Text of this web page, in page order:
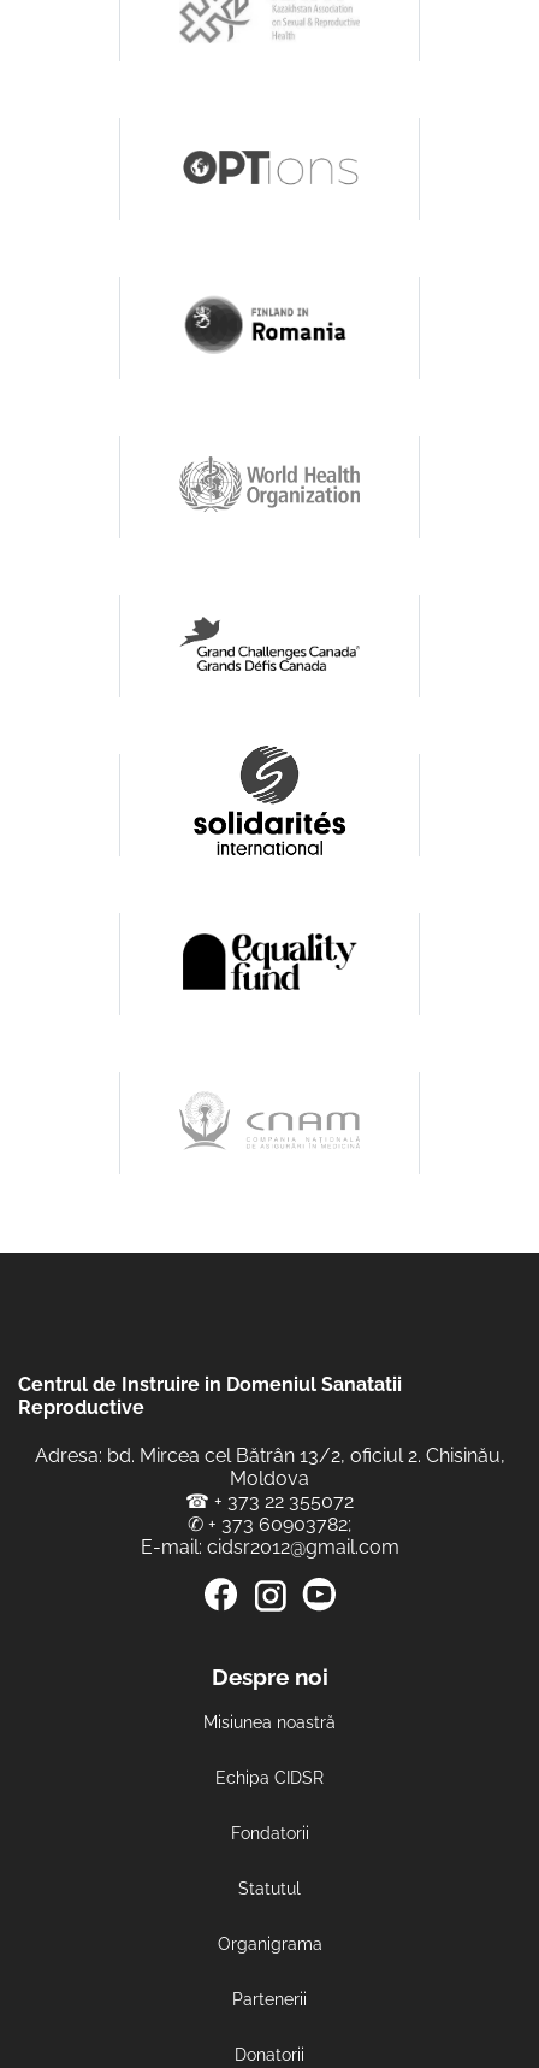
Centrul de Instruire in Domeniul Sanatatii
Reproductive
Adresa: bd. Mircea cel Bătrân 13/2, oficiul 2. Chisinău,
Moldova
☎ + 373 22 355072
✆ + 373 60903782;
E-mail: cidsr2012@gmail.com
Despre noi
Misiunea noastră
Echipa CIDSR
Fondatorii
Statutul
Organigrama
Partenerii
Donatorii